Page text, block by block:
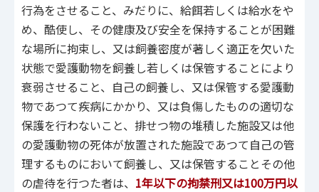
行為をさせること、みだりに、給餌若しくは給水をや
め、酷使し、その健康及び安全を保持することが困難
な場所に拘束し、又は飼養密度が著しく適正を欠いた
状態で愛護動物を飼養し若しくは保管することにより
衰弱させること、自己の飼養し、又は保管する愛護動
物であつて疾病にかかり、又は負傷したものの適切な
保護を行わないこと、排せつ物の堆積した施設又は他
の愛護動物の死体が放置された施設であつて自己の管
理するものにおいて飼養し、又は保管することその他
の虐待を行つた者は、 1年以下の拘禁刑又は100万円以